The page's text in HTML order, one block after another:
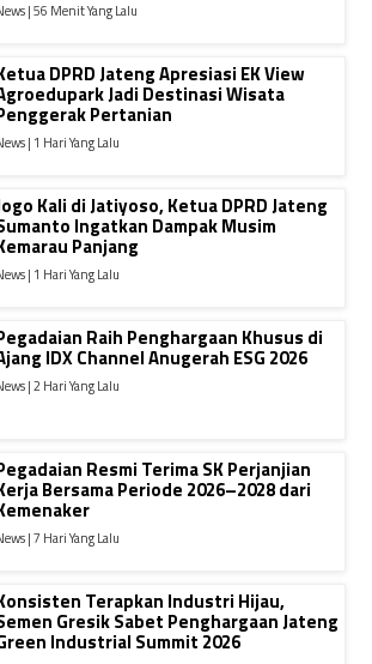
| 56 Menit Yang Lalu
DPRD Jateng Apresiasi EK View
Jadi Destinasi Wisata
Pertanian
| 1 Hari Yang Lalu
Kali di Jatiyoso, Ketua DPRD Jateng
Ingatkan Dampak Musim
Panjang
| 1 Hari Yang Lalu
Raih Penghargaan Khusus di
IDX Channel Anugerah ESG 2026
| 2 Hari Yang Lalu
Resmi Terima SK Perjanjian
Bersama Periode 2026–2028 dari
| 7 Hari Yang Lalu
Terapkan Industri Hijau,
Gresik Sabet Penghargaan Jateng
Industrial Summit 2026